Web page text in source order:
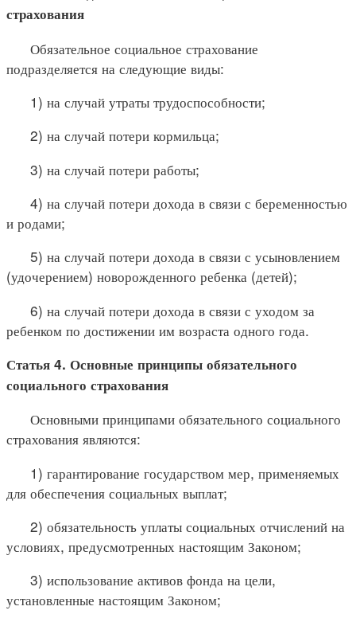
страхования
Обязательное социальное страхование
подразделяется на следующие виды:
1) на случай утраты трудоспособности;
2) на случай потери кормильца;
3) на случай потери работы;
4) на случай потери дохода в связи с беременностью
и родами;
5) на случай потери дохода в связи с усыновлением
(удочерением) новорожденного ребенка (детей);
6) на случай потери дохода в связи с уходом за
ребенком по достижении им возраста одного года.
Статья 4. Основные принципы обязательного
социального страхования
Основными принципами обязательного социального
страхования являются:
1) гарантирование государством мер, применяемых
для обеспечения социальных выплат;
2) обязательность уплаты социальных отчислений на
условиях, предусмотренных настоящим Законом;
3) использование активов фонда на цели,
установленные настоящим Законом;